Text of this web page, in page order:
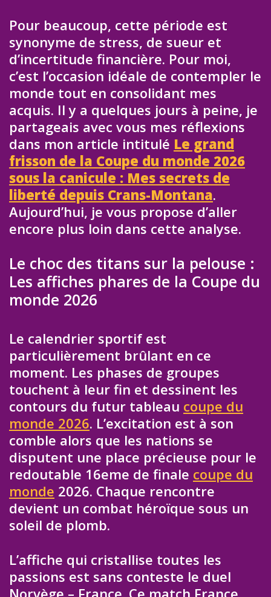
Pour beaucoup, cette période est
synonyme de stress, de sueur et
d’incertitude financière. Pour moi,
c’est l’occasion idéale de contempler le
monde tout en consolidant mes
acquis. Il y a quelques jours à peine, je
partageais avec vous mes réflexions
dans mon article intitulé Le grand
frisson de la Coupe du monde 2026
sous la canicule : Mes secrets de
liberté depuis Crans-Montana.
Aujourd’hui, je vous propose d’aller
encore plus loin dans cette analyse.
Le choc des titans sur la pelouse :
Les affiches phares de la Coupe du
monde 2026
Le calendrier sportif est
particulièrement brûlant en ce
moment. Les phases de groupes
touchent à leur fin et dessinent les
contours du futur tableau coupe du
monde 2026. L’excitation est à son
comble alors que les nations se
disputent une place précieuse pour le
redoutable 16eme de finale coupe du
monde 2026. Chaque rencontre
devient un combat héroïque sous un
soleil de plomb.
L’affiche qui cristallise toutes les
passions est sans conteste le duel
Norvège – France. Ce match France